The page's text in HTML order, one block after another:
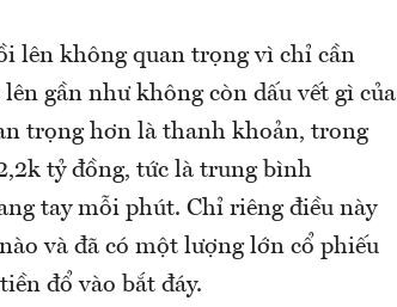
lên không quan trọng vì chỉ cần
gần như không còn dấu vết gì của
trọng hơn là thanh khoản, trong
tỷ đồng, tức là trung bình
tay mỗi phút. Chỉ riêng điều này
và đã có một lượng lớn cổ phiếu
đổ vào bắt đáy.